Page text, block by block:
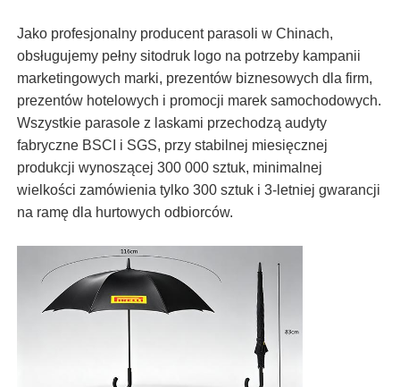
Dom
Jako profesjonalny producent parasoli w Chinach,
obsługujemy pełny sitodruk logo na potrzeby kampanii
marketingowych marki, prezentów biznesowych dla firm,
prezentów hotelowych i promocji marek samochodowych.
Wszystkie parasole z laskami przechodzą audyty
fabryczne BSCI i SGS, przy stabilnej miesięcznej
produkcji wynoszącej 300 000 sztuk, minimalnej
wielkości zamówienia tylko 300 sztuk i 3-letniej gwarancji
na ramę dla hurtowych odbiorców.